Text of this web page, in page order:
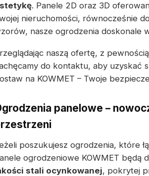
. Panele 2D oraz 3D
nieruchomości, równocześnie
nasze ogrodzenia doskonale
naszą ofertę, z
do kontaktu, aby uzyskać
na KOWMET – Twoje
panelowe –
poszukujesz ogrodzenia, które
ogrodzeniowe KOWMET będą
stali ocynkowanej, pokrytej